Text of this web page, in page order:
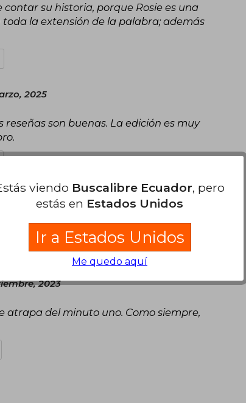
su historia, porque Rosie es una
la extensión de la palabra; además
2025
son buenas. La edición es muy
Noviembre, 2023
2023
atrapa del minuto uno. Como siempre,
viendo Buscalibre Ecuador, pero
estás en Estados Unidos
Ir a Estados Unidos
Me quedo aquí